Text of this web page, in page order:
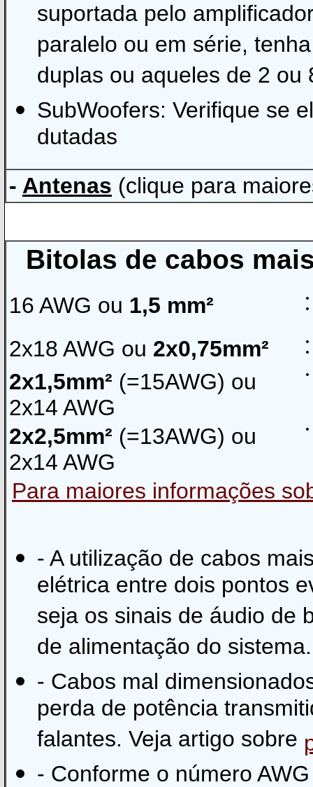
suportada pelo
paralelo ou em série,
duplas ou aqueles de 2 ou
SubWoofers: Verifique se
dutadas
- Antenas (clique para
Bitolas de cabos
16 AWG ou 1,5 mm²
2x18 AWG ou 2x0,75mm²
2x1,5mm² (=15AWG) ou
2x14 AWG
2x2,5mm² (=13AWG) ou
2x14 AWG
Para maiores informações
- A utilização de cabos
elétrica entre dois pontos
seja os sinais de áudio de
de alimentação do sistema.
- Cabos mal
perda de potência
falantes. Veja artigo sobre
- Conforme o número